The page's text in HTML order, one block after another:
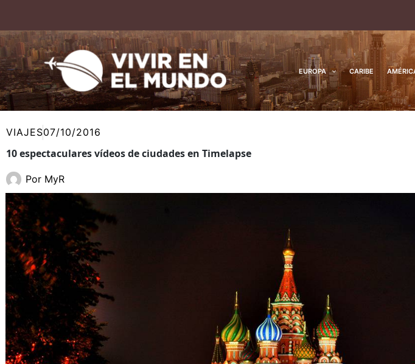
contenido
EUROPA CARIBE
VIAJES07/10/2016
10 espectaculares vídeos de ciudades en Timelapse
Por MyR